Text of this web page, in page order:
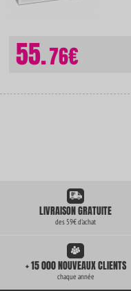
55.76€
LIVRAISON GRATUITE
des 59€ d'achat
+ 15 000 NOUVEAUX CLIENTS
chaque année